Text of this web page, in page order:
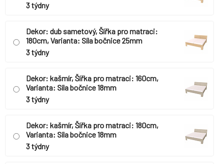
3 týdny
Dekor: dub sametový, Šířka pro matraci:
180cm, Varianta: Síla bočnice 25mm
3 týdny
Dekor: kašmír, Šířka pro matraci: 160cm,
Varianta: Síla bočnice 18mm
3 týdny
Dekor: kašmír, Šířka pro matraci: 180cm,
Varianta: Síla bočnice 18mm
3 týdny